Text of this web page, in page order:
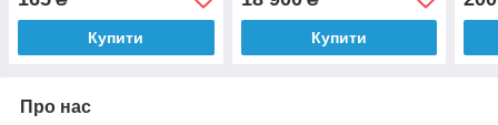
Купити Купити
Про нас